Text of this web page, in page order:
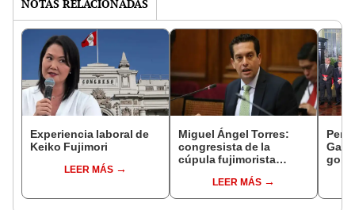
NOTAS RELACIONADAS
Experiencia laboral de
Keiko Fujimori
LEER MÁS
Miguel Ángel Torres:
congresista de la
cúpula fujimorista
del SenadoLEER MÁS